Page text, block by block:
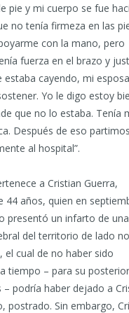
pie y mi cuerpo se fue
no tenía firmeza en las
con la mano, pero
fuerza en el brazo y
estaba cayendo, mi
Yo le digo estoy
que no lo estaba. Tenía
Después de eso partimos
al hospital”.
a Cristian Guerra,
44 años, quien en
presentó un infarto de una
del territorio de lado no
el cual de no haber sido
tiempo – para su posterior
podría haber dejado a
postrado. Sin embargo,